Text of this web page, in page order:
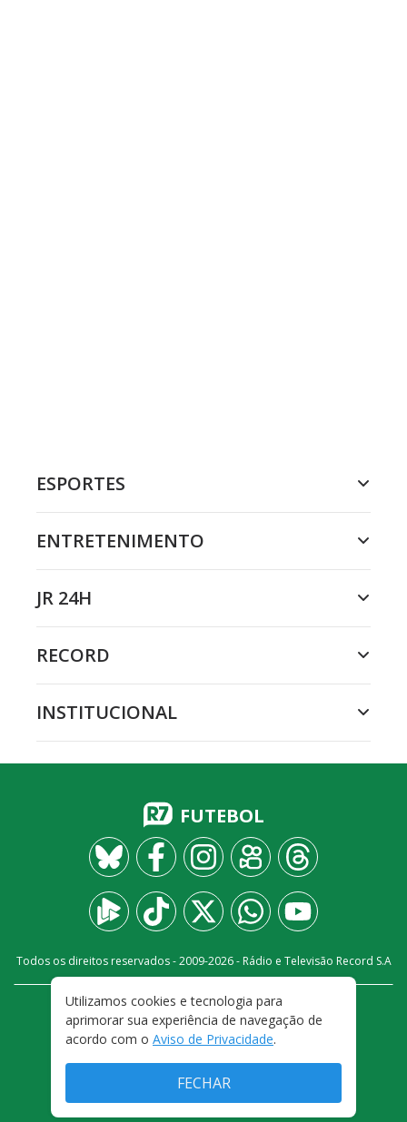
ESPORTES
ENTRETENIMENTO
JR 24H
RECORD
INSTITUCIONAL
FUTEBOL
Todos os direitos reservados - 2009-2026- Rádio e Televisão Record S.A
FALE CONOSCO
PRIVACIDADE
TERMOS E CONDIÇÕES DE USO
Utilizamos cookies e tecnologia para
aprimorar sua experiência de navegação de
acordo com o Aviso de Privacidade.
FECHAR